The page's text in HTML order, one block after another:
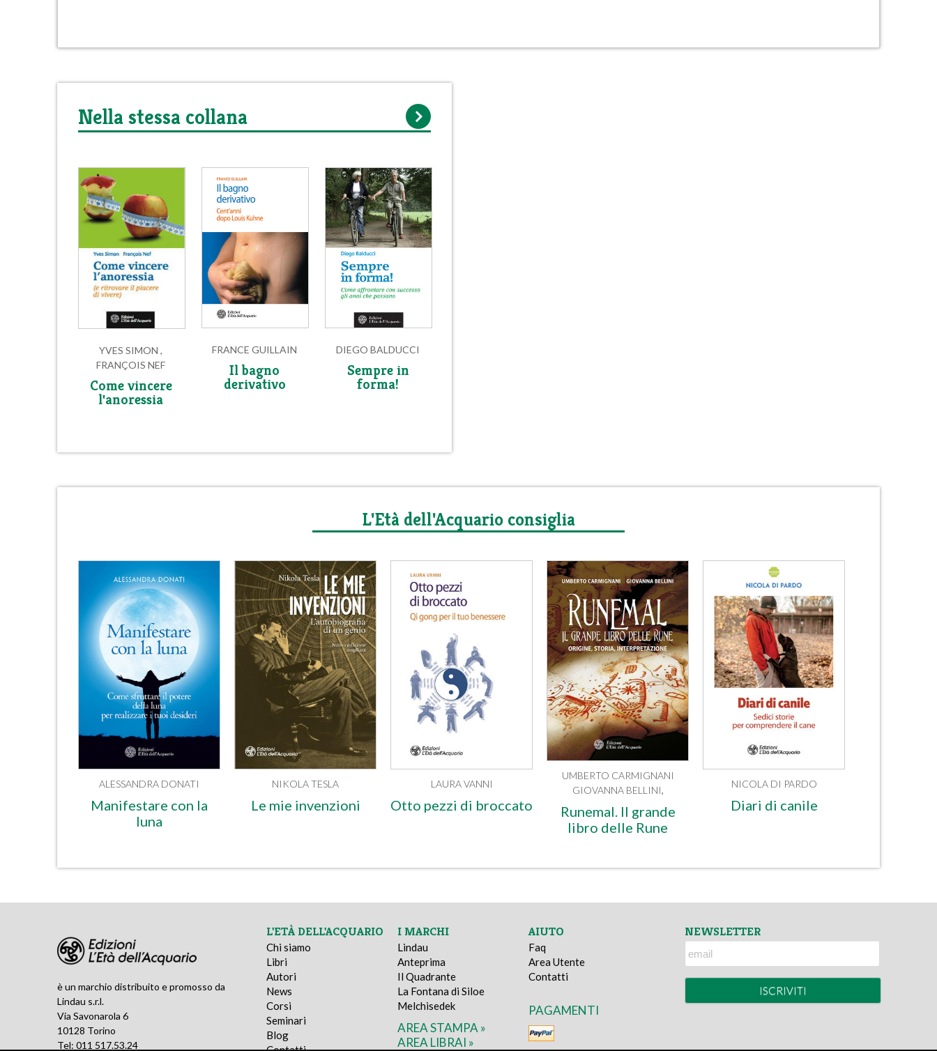
Nella stessa collana
YVES SIMON ,
FRANÇOIS NEF
Come vincere
l'anoressia
FRANCE GUILLAIN
Il bagno
derivativo
DIEGO BALDUCCI
Sempre in
forma!
L'Età dell'Acquario consiglia
ALESSANDRA DONATI
Manifestare con la
luna
NIKOLA TESLA
Le mie invenzioni
LAURA VANNI
Otto pezzi di broccato
UMBERTO CARMIGNANI
GIOVANNA BELLINI,
Runemal. Il grande
libro delle Rune
NICOLA DI PARDO
Diari di canile
è un marchio distribuito e promosso da
Lindau s.r.l.
Via Savonarola 6
10128 Torino
Tel: 011 517.53.24
L'ETÀ DELL'ACQUARIO
Chi siamo
Libri
Autori
News
Corsi
Seminari
Blog
I MARCHI
Lindau
Anteprima
Il Quadrante
La Fontana di Siloe
Melchisedek
AREA STAMPA »
AREA LIBRAI »
AIUTO
Faq
Area Utente
Contatti
PAGAMENTI
NEWSLETTER